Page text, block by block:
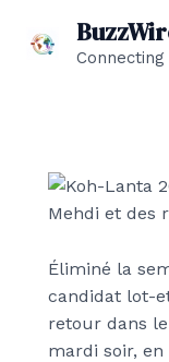
Éliminé la
candidat lot-
retour dans
mardi soir,